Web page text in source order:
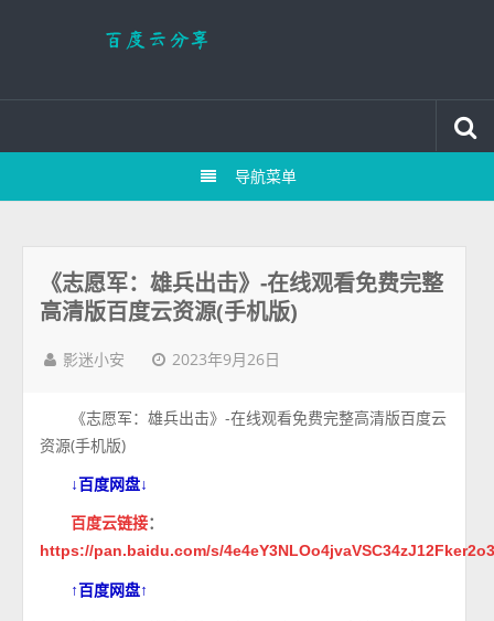
导航菜单
《志愿军：雄兵出击》-在线观看免费完整
高清版百度云资源(手机版)
影迷小安 2023年9月26日
《志愿军：雄兵出击》-在线观看免费完整高清版百度云
资源(手机版)
↓百度网盘↓
百度云链接：
https://pan.baidu.com/s/
↑百度网盘↑